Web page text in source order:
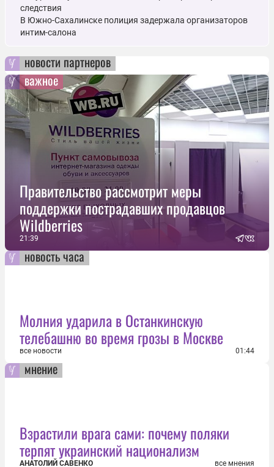
следствия
В Южно-Сахалинске полиция задержала организаторов
интим-салона
новости партнеров
важное
Правительство рассмотрит меры
поддержки пострадавших продавцов
Wildberries
21:39
новость часа
Молния ударила в Останкинскую
телебашню во время грозы в Москве
все новости 01:44
мнение
Взрастили врага сами: почему поляки
терпят украинский национализм
АНАТОЛИЙ САВЕНКО все мнения